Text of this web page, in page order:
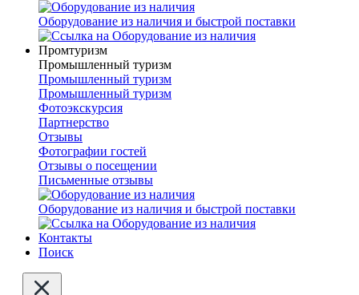
Оборудование из наличия и быстрой поставки
Промтуризм
Промышленный туризм
Промышленный туризм
Промышленный туризм
Фотоэкскурсия
Партнерство
Отзывы
Фотографии гостей
Отзывы о посещении
Письменные отзывы
Оборудование из наличия и быстрой поставки
Контакты
Поиск